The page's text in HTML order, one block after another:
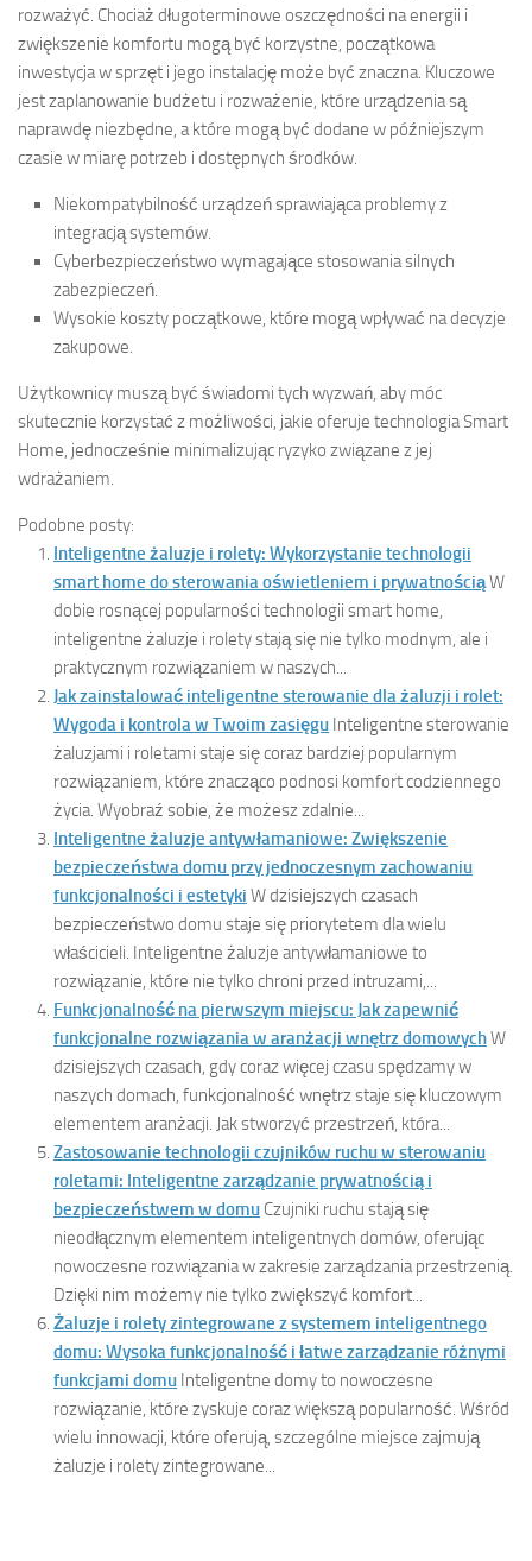
rozważyć. Chociaż długoterminowe oszczędności na energii i
zwiększenie komfortu mogą być korzystne, początkowa
inwestycja w sprzęt i jego instalację może być znaczna. Kluczowe
jest zaplanowanie budżetu i rozważenie, które urządzenia są
naprawdę niezbędne, a które mogą być dodane w późniejszym
czasie w miarę potrzeb i dostępnych środków.
Niekompatybilność urządzeń sprawiająca problemy z
integracją systemów.
Cyberbezpieczeństwo wymagające stosowania silnych
zabezpieczeń.
Wysokie koszty początkowe, które mogą wpływać na decyzje
zakupowe.
Użytkownicy muszą być świadomi tych wyzwań, aby móc
skutecznie korzystać z możliwości, jakie oferuje technologia Smart
Home, jednocześnie minimalizując ryzyko związane z jej
wdrażaniem.
Podobne posty:
Inteligentne żaluzje i rolety: Wykorzystanie technologii
smart home do sterowania oświetleniem i prywatnościąW
dobie rosnącej popularności technologii smart home,
inteligentne żaluzje i rolety stają się nie tylko modnym, ale i
praktycznym rozwiązaniem w naszych...
Jak zainstalować inteligentne sterowanie dla żaluzji i rolet:
Wygoda i kontrola w Twoim zasięgu Inteligentne sterowanie
żaluzjami i roletami staje się coraz bardziej popularnym
rozwiązaniem, które znacząco podnosi komfort codziennego
życia. Wyobraź sobie, że możesz zdalnie...
Inteligentne żaluzje antywłamaniowe: Zwiększenie
bezpieczeństwa domu przy jednoczesnym zachowaniu
funkcjonalności i estetyki W dzisiejszych czasach
bezpieczeństwo domu staje się priorytetem dla wielu
właścicieli. Inteligentne żaluzje antywłamaniowe to
rozwiązanie, które nie tylko chroni przed intruzami,...
Funkcjonalność na pierwszym miejscu: Jak zapewnić
funkcjonalne rozwiązania w aranżacji wnętrz domowychW
dzisiejszych czasach, gdy coraz więcej czasu spędzamy w
naszych domach, funkcjonalność wnętrz staje się kluczowym
elementem aranżacji. Jak stworzyć przestrzeń, która...
Zastosowanie technologii czujników ruchu w sterowaniu
roletami: Inteligentne zarządzanie prywatnością i
bezpieczeństwem w domu Czujniki ruchu stają się
nieodłącznym elementem inteligentnych domów, oferując
nowoczesne rozwiązania w zakresie zarządzania przestrzenią.
Dzięki nim możemy nie tylko zwiększyć komfort...
Żaluzje i rolety zintegrowane z systemem inteligentnego
domu: Wysoka funkcjonalność i łatwe zarządzanie różnymi
funkcjami domu Inteligentne domy to nowoczesne
rozwiązanie, które zyskuje coraz większą popularność. Wśród
wielu innowacji, które oferują, szczególne miejsce zajmują
żaluzje i rolety zintegrowane...